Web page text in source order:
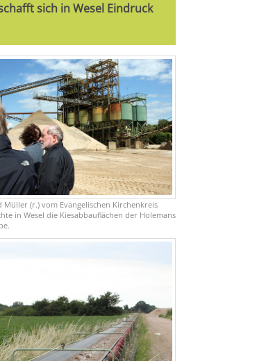
sich in Wesel Eindruck
Müller (r.) vom Evangelischen Kirchenkreis
in Wesel die Kiesabbauflächen der Holemans